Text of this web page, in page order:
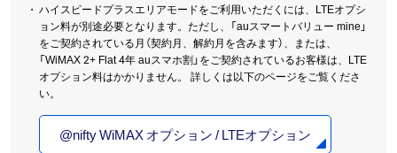
ハイスピードプラスエリアモードをご利用いただくには、LTEオプシ
ョン料が別途必要となります。ただし、「auスマートバリュー mine」
をご契約されている月（契約月、解約月を含みます）、または、
「WiMAX 2+ Flat 4年 auスマホ割」をご契約されているお客様は、LTE
オプション料はかかりません。 詳しくは以下のページをご覧くださ
い。
@nifty WiMAX オプション / LTEオプション